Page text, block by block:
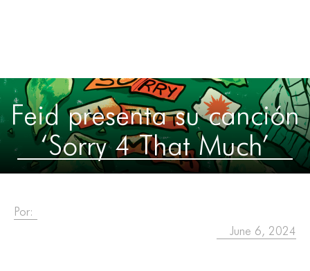
Feid presenta su canción
‘Sorry 4 That Much’
Por:
June 6, 2024